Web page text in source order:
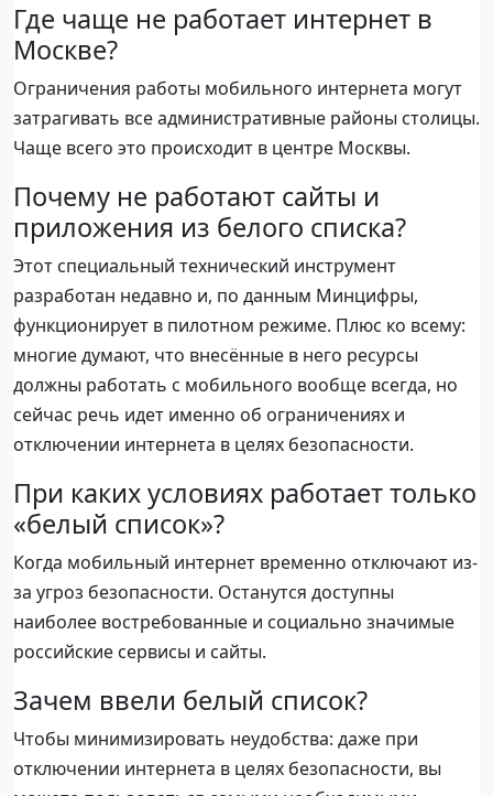
Где чаще не работает интернет в
Москве?
Ограничения работы мобильного интернета могут
затрагивать все административные районы столицы.
Чаще всего это происходит в центре Москвы.
Почему не работают сайты и
приложения из белого списка?
Этот специальный технический инструмент
разработан недавно и, по данным Минцифры,
функционирует в пилотном режиме. Плюс ко всему:
многие думают, что внесённые в него ресурсы
должны работать с мобильного вообще всегда, но
сейчас речь идет именно об ограничениях и
отключении интернета в целях безопасности.
При каких условиях работает только
«белый список»?
Когда мобильный интернет временно отключают из-
за угроз безопасности. Останутся доступны
наиболее востребованные и социально значимые
российские сервисы и сайты.
Зачем ввели белый список?
Чтобы минимизировать неудобства: даже при
отключении интернета в целях безопасности, вы